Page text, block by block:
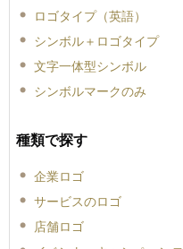
ロゴタイプ（英語）
シンボル＋ロゴタイプ
文字一体型シンボル
シンボルマークのみ
種類で探す
企業ロゴ
サービスのロゴ
店舗ロゴ